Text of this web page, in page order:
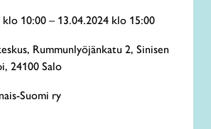
klo 10:00 – 13.04.2024 klo 15:00
Rummunlyöjänkatu 2, Sinisen
24100 Salo
Suomi ry